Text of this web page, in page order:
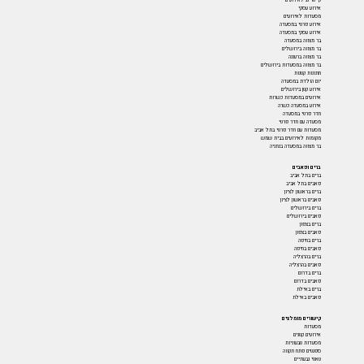
אירוע עסקי
מסעדות לאירועים
אירוע פרטי במסעדה
אירוע עסקי במסעדה
בר מצווה במסעדה
בר מצווה בירושלים
בר מצווה ברעננה
בר מצווה במסעדות בירושלים
חתונות קטנות
יום הולדת במסעדה
אירוע קטן בירושלים
אירועים במסעדות כשרות
אירוע במסעדה כשרה
חדר פרטי במסעדה
מסעדה עם חדר פרטי
מסעדות עם חדר פרטי בתל אביב
מקומות לאירועים בבית שמש
בר מצווה במסעדה בנתניה
ברים ופאבים
ברים בתל אביב
פאבים בתל אביב
ברים בראשון לציון
פאבים בראשון לציון
ברים בירושלים
פאבים בירושלים
ברים בצפון
פאבים בצפון
ברים בחיפה
פאבים בחיפה
ברים בהרצליה
פאבים בהרצליה
ברים בדרום
פאבים בדרום
ברים באילת
פאבים באילת
קישורים מומלצים
מסעדות
אירועים קטנים
מסעדות טבעוניות
ספגטים פתח תקווה
טאטי גבעתיים